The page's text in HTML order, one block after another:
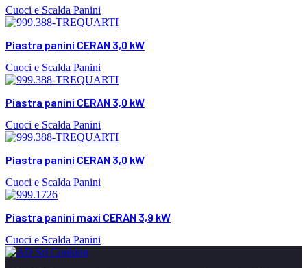
Cuoci e Scalda Panini
Piastra panini CERAN 3,0 kW
Cuoci e Scalda Panini
Piastra panini CERAN 3,0 kW
Cuoci e Scalda Panini
Piastra panini CERAN 3,0 kW
Cuoci e Scalda Panini
Piastra panini maxi CERAN 3,9 kW
Cuoci e Scalda Panini